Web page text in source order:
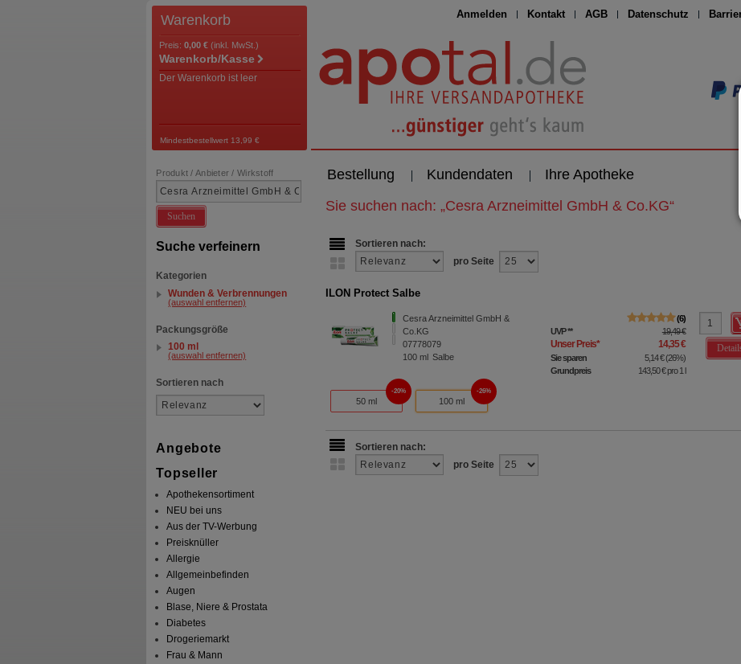
Anmelden Kontakt AGB Datenschutz
Warenkorb
Preis: 0,00 € (inkl. MwSt.)
Warenkorb/Kasse
Der Warenkorb ist leer
Mindestbestellwert 13,99 €
Bestellung Kundendaten Ihre Apotheke
Produkt / Anbieter / Wirkstoff
Suchen
Suche verfeinern
Kategorien
Wunden & Verbrennungen
(auswahl entfernen)
Packungsgröße
100 ml
(auswahl entfernen)
Sortieren nach
Angebote
Topseller
Apothekensortiment
NEU bei uns
Aus der TV-Werbung
Preisknüller
Allergie
Allgemeinbefinden
Augen
Blase, Niere & Prostata
Diabetes
Drogeriemarkt
Frau & Mann
Sie suchen nach: „Cesra Arzneimittel GmbH & Co.KG“
Sortieren nach:
pro Seite
ILON Protect Salbe
Cesra Arzneimittel GmbH &
Co.KG
07778079
100 ml Salbe
6
UVP** 19,49 €
Unser Preis* 14,35 €
Sie sparen 5,14 €(26%)
Grundpreis
143,50 €pro 1 l
50 ml
20%
100 ml
26%
Sortieren nach:
pro Seite